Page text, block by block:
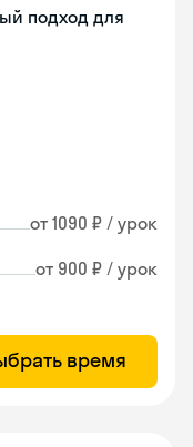
подход для
от 1090 ₽ / урок
от 900 ₽ / урок
время